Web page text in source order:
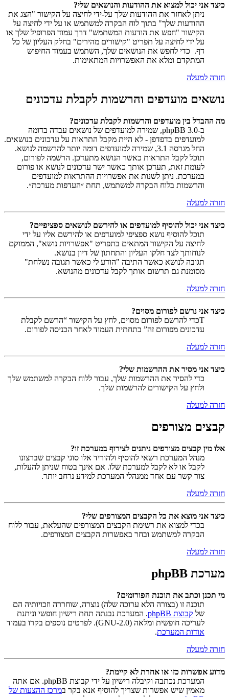
כיצד אני יכול למצוא את ההודעות והנושאים שלי?
ניתן לאחזר את ההודעות שלך על-ידי לחיצה על הקישור "הצג את
ההודעות שלך" בתוך לוח הבקרה למשתמש או על ידי לחיצה על
הקישור "חפש את הודעות המשתמש" דרך עמוד הפרופיל שלך או
על ידי לחיצה על תפריט "קישורים מהירים" בחלק העליון של כל
דף. כדי לחפש את הנושאים שלך, השתמש בעמוד החיפוש
המתקדם ומלא את האפשרויות המתאימות.
חזרה למעלה
נושאים מועדפים והרשמות לקבלת עדכונים
מה ההבדל בין מועדפים והרשמות לקבלת עדכונים?
ב-phpBB 3.0, שמירה למועדפים של נושאים עבדה בדומה
למועדפים בדפדפן - לא היית מקבל התראות על עדכונים בנושאים.
החל מגרסה 3.1, שמירה למועדפים דומה יותר להרשמה לנושא.
תוכל לקבל התראות כאשר הנושא מתעדכן. הרשמה לפורום,
לעומת זאת, תעדכן אותך כאשר ישר עדכונים לנושא או פורום
במערכת. ניתן לשנות את אפשרויות ההתראות למועדפים
והרשמות בלוח הבקרה למשתמש, תחת ״העדפות מערכת״.
חזרה למעלה
כיצד אני יכול להוסיף למועדפים או להירשם לנושאים ספציפיים?
תוכל להוסיף נושא ספציפי למועדפים או להירשם אליו על ידי
לחיצה על הקישור המתאים בתפריט "אפשרויות נושא", הממוקם
לנוחותך לצד חלקו העליון והתחתון של דיון בנושא.
תגובה לנושא כאשר התיבה "הודע לי כאשר תגובה נשלחת"
מסומנת גם תרשום אותך לקבל עדכונים מהנושא.
חזרה למעלה
כיצד אני נרשם לפורום מסוים?
Tכדי להרשם לפורום מסוים, לחץ על הקישור “הרשם לקבלת
עדכונים מפורום זה” בתחתית העמוד לאחר הכניסה לפורום.
חזרה למעלה
כיצד אני מסיר את ההרשמות שלי?
כדי להסיר את ההרשמות שלך, עבור ללוח הבקרה למשתמש שלך
ולחץ על הקישורים להרשמות שלך.
חזרה למעלה
קבצים מצורפים
אלו מין קבצים מצורפים ניתנים לצירוף במערכת זו?
מנהל המערכת רשאי להוסיף ולהוריד אלו סוגי קבצים שברצונו
לקבל או לא לקבל למערכת שלו. אם אינך בטוח שניתן להעלות,
צור קשר עם אחד ממנהלי המערכת למידע נרחב יותר.
חזרה למעלה
כיצד אני מוצא את כל הקבצים המצורפים שלי?
בכדי למצוא את רשימת הקבצים המצורפים שהעלאת, עבור ללוח
הבקרה למשתמש ובחר באפשרות הקבצים המצורפים.
חזרה למעלה
מערכת phpBB
מי תכנן וכתב את תוכנת הפורומים?
תוכנה זו (בצורה הלא ערוכה שלה) נוצרה, שוחררה וזכויותיה הם
של קבוצת phpBB
. המערכת נבנתה תחת רישיון חופשי וניתנת
לעריכה חופשית ומלאה (GNU-2.0). לפרטים נוספים בקרו בעמוד
אודות המערכת.
חזרה למעלה
מדוע אפשרות כזו או אחרת לא קיימת?
המערכת נכתבה וקיבלה רישיון על ידי קבוצת phpBB. אם אתה
מאמין שיש אפשרות שצריך להוסיף אנא בקר במרכז ההצעות של